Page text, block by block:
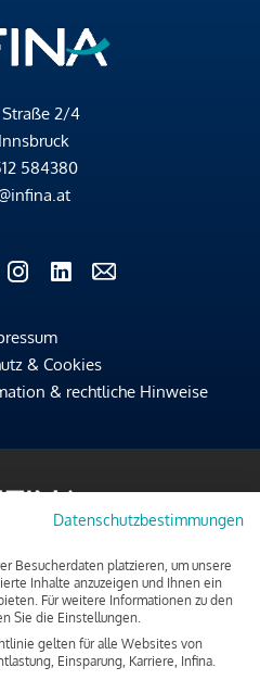
2/4
584380
& Cookies
& rechtliche Hinweise
Datenschutzbestimmungen
Besucherdaten platzieren, um unsere
Inhalte anzuzeigen und Ihnen ein
Für weitere Informationen zu den
Sie die Einstellungen.
gelten für alle Websites von
Einsparung, Karriere, Infina.